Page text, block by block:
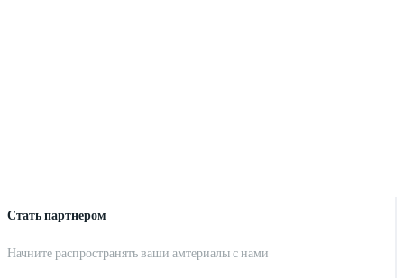
Стать партнером
Начните распространять ваши амтериалы с нами